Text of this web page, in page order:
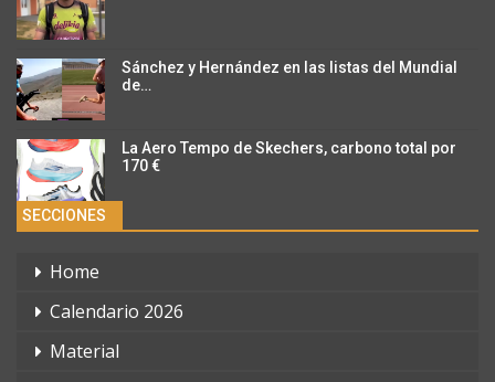
Sánchez y Hernández en las listas del Mundial
de…
La Aero Tempo de Skechers, carbono total por
170 €
SECCIONES
Home
Calendario 2026
Material